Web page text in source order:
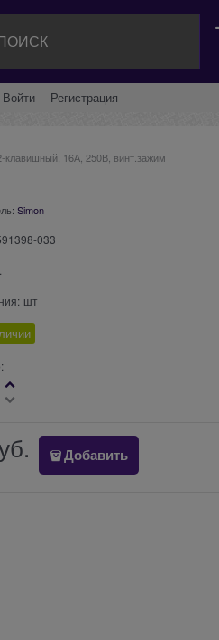
Войти Регистрация
16А, 250В, винт.зажим
Simon
033
шт
Добавить